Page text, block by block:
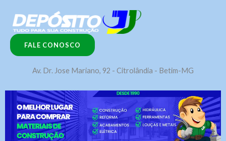
para
conteúdoFALE CONOSCO
Av. Dr. Jose Mariano, 92 - Citrolândia - Betim-MG